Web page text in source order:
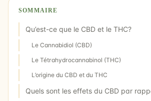
SOMMAIRE
Qu’est-ce que le CBD et le THC?
Le Cannabidiol (CBD)
Le Tétrahydrocannabinol (THC)
L’origine du CBD et du THC
Quels sont les effets du CBD par